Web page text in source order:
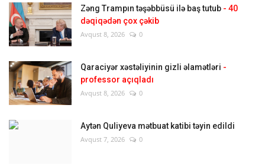
Zəng Trampın təşəbbüsü ilə baş tutub - 40
dəqiqədən çox çəkib
Avqust 8, 2026 0
Qaraciyər xəstəliyinin gizli əlamətləri -
professor açıqladı
Avqust 8, 2026 0
Aytən Quliyeva mətbuat katibi təyin edildi
Avqust 7, 2026 0